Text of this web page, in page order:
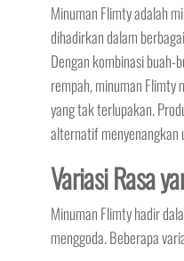
Minuman Flimty adalah
dihadirkan dalam
Dengan kombinasi buah-
rempah, minuman Flimty
yang tak terlupakan.
alternatif menyenangkan
Variasi Rasa
Minuman Flimty hadir
menggoda. Beberapa